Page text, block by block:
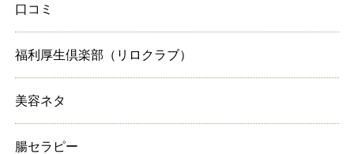
口コミ
福利厚生倶楽部（リロクラブ）
美容ネタ
腸セラピー